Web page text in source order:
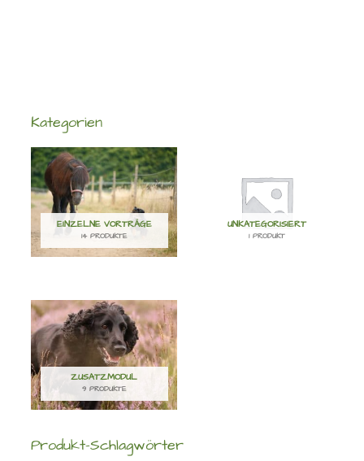
Kategorien
EINZELNE VORTRÄGE
14 PRODUKTE
UNKATEGORISIERT
1 PRODUKT
ZUSATZMODUL
9 PRODUKTE
Produkt-Schlagwörter